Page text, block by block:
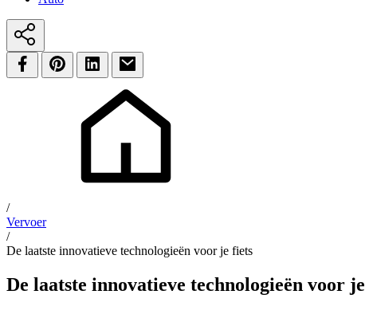
/
Vervoer
/
De laatste innovatieve technologieën voor je fiets
De laatste innovatieve technologieën voor